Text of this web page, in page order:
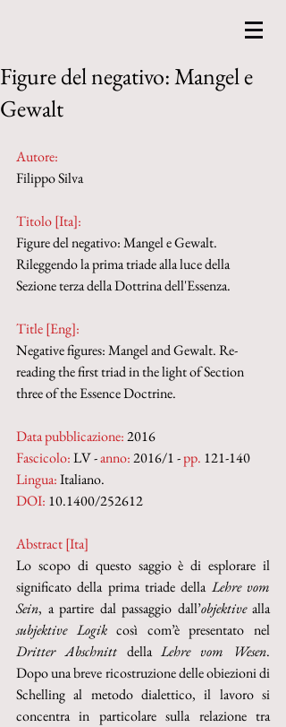
Figure del negativo: Mangel e
Gewalt
Autore:
Filippo Silva
Titolo [Ita]:
Figure del negativo: Mangel e Gewalt.
Rileggendo la prima triade alla luce della
Sezione terza della Dottrina dell'Essenza.
Title [Eng]:
Negative figures: Mangel and Gewalt. Re-
reading the first triad in the light of Section
three of the Essence Doctrine.
Data pubblicazione: 2016
Fascicolo: LV - anno: 2016/1 - pp. 121-140
Lingua: Italiano.
DOI: 10.1400/252612
Abstract [Ita]
Lo scopo di questo saggio è di esplorare il
significato della prima triade della Lehre vom
Sein, a partire dal passaggio dall’objektive
alla
subjektive Logik
Dritter Abschnitt della Lehre vom Wesen.
Dopo una breve ricostruzione delle obiezioni di
Schelling al metodo dialettico, il lavoro si
concentra in particolare sulla relazione tra